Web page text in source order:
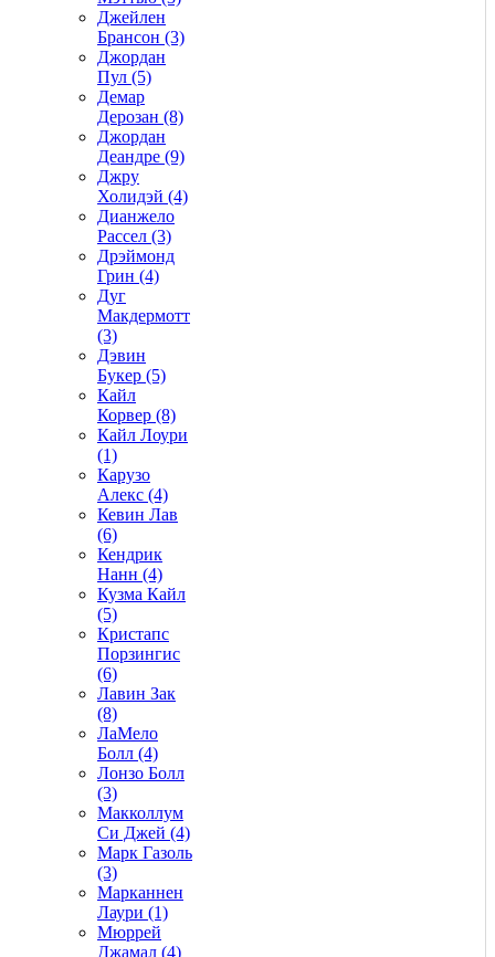
Джейлен
Брансон (3)
Джордан
Пул (5)
Демар
Дерозан (8)
Джордан
Деандре (9)
Джру
Холидэй (4)
Дианжело
Рассел (3)
Дрэймонд
Грин (4)
Дуг
Макдермотт
(3)
Дэвин
Букер (5)
Кайл
Корвер (8)
Кайл Лоури
(1)
Карузо
Алекс (4)
Кевин Лав
(6)
Кендрик
Нанн (4)
Кузма Кайл
(5)
Кристапс
Порзингис
(6)
Лавин Зак
(8)
ЛаМело
Болл (4)
Лонзо Болл
(3)
Макколлум
Си Джей (4)
Марк Газоль
(3)
Марканнен
Лаури (1)
Мюррей
Джамал (4)